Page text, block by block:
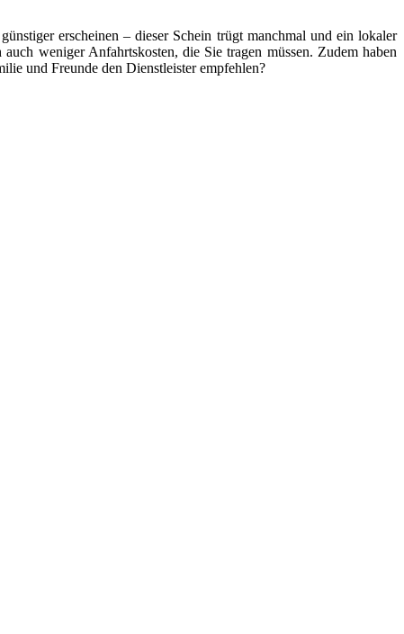
erscheinen – dieser Schein trügt manchmal und ein lokaler
weniger Anfahrtskosten, die Sie tragen müssen. Zudem haben
und Freunde den Dienstleister empfehlen?